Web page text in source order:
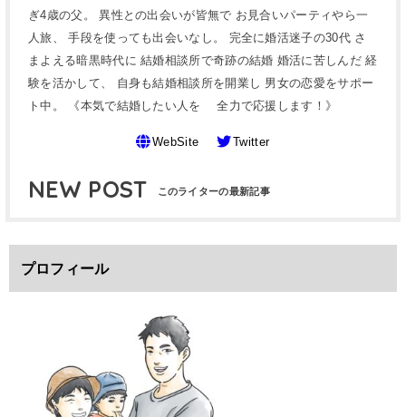
ぎ4歳の父。 異性との出会いが皆無で お見合いパーティやら一
人旅、 手段を使っても出会いなし。 完全に婚活迷子の30代 さ
まよえる暗黒時代に 結婚相談所で奇跡の結婚 婚活に苦しんだ 経
験を活かして、 自身も結婚相談所を開業し 男女の恋愛をサポー
ト中。 《本気で結婚したい人を 全力で応援します！》
WebSite Twitter
NEW POST
プロフィール